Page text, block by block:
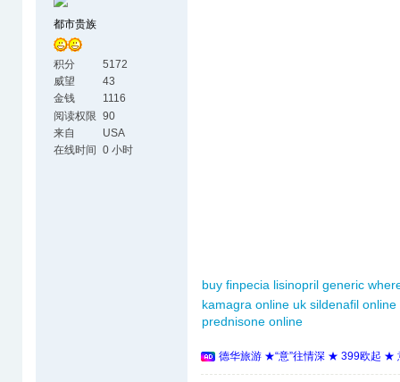
都市贵族
积分
5172
威望
43
金钱
1116
阅读权限 90
来自
USA
在线时间
0 小时
buy finpecia lisinopril generic
kamagra online uk sildenafil online
prednisone online
德华旅游 ★“意”往情深 ★ 399欧起 ★